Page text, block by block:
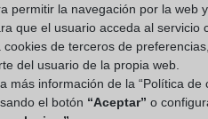
permitir la navegación por la web
que el usuario acceda al servicio
cookies de terceros de
del usuario de la propia web.
más información de la “Política de
el botón “Aceptar” o